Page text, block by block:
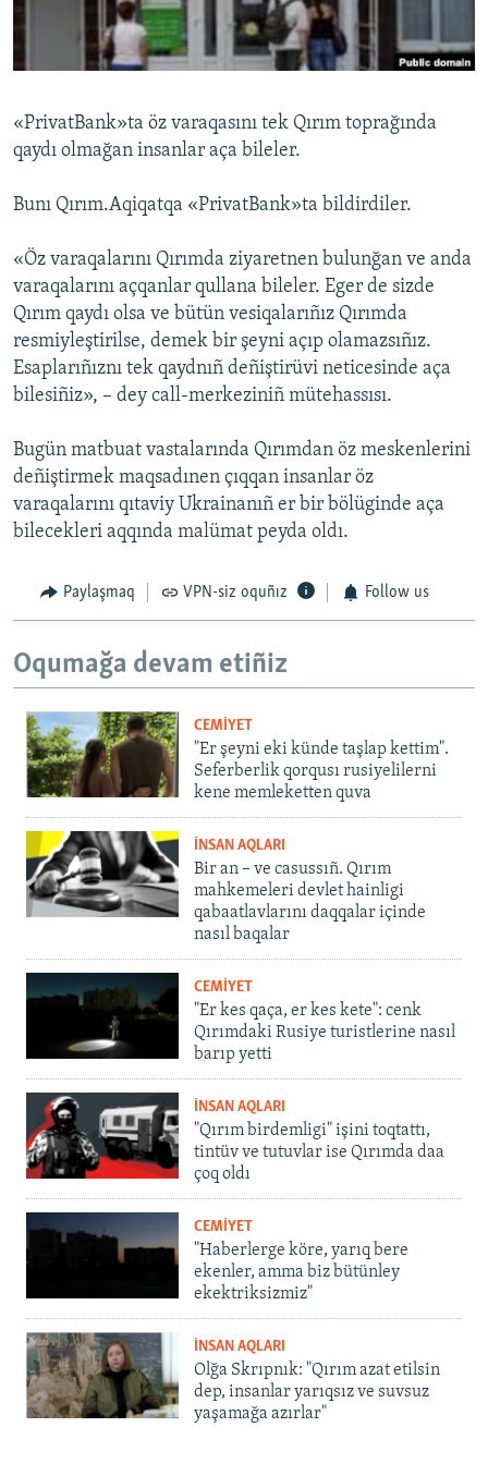
Українською
QOŞULIÑIZ!
«PrivatBank»ta öz varaqasını tek Qırım toprağında
qaydı olmağan insanlar aça bileler.
Bunı Qırım.Aqiqatqa «PrivatBank»ta bildirdiler.
«Öz varaqalarını Qırımda ziyaretnen bulunğan ve anda
varaqalarını açqanlar qullana bileler. Eger de sizde
Qırım qaydı olsa ve bütün vesiqalarıñız Qırımda
resmiyleştirilse, demek bir şeyni açıp olamazsıñız.
Esaplarıñıznı tek qaydnıñ deñiştirüvi neticesinde aça
bilesiñiz», – dey call-merkeziniñ mütehassısı.
Bugün matbuat vastalarında Qırımdan öz meskenlerini
deñiştirmek maqsadınen çıqqan insanlar öz
varaqalarını qıtaviy Ukrainanıñ er bir bölüginde aça
bilecekleri aqqında malümat peyda oldı.
Paylaşmaq VPN-siz oquñız Follow us
Oqumağa devam etiñiz
CEMİYET
"Er şeyni eki künde taşlap kettim".
Seferberlik qorqusı rusiyelilerni
kene memleketten quva
İNSAN AQLARI
Bir an – ve casussıñ. Qırım
mahkemeleri devlet hainligi
qabaatlavlarını daqqalar içinde
nasıl baqalar
CEMİYET
"Er kes qaça, er kes kete": cenk
Qırımdaki Rusiye turistlerine nasıl
barıp yetti
İNSAN AQLARI
"Qırım birdemligi" işini toqtattı,
tintüv ve tutuvlar ise Qırımda daa
çoq oldı
CEMİYET
"Haberlerge köre, yarıq bere
ekenler, amma biz bütünley
ekektriksizmiz"
İNSAN AQLARI
Olğa Skrıpnık: "Qırım azat etilsin
dep, insanlar yarıqsız ve suvsuz
yaşamağa azırlar"